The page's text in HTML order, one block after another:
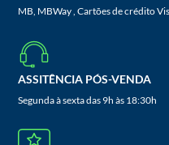
MB, MBWay , Cartões de crédito
ASSITÊNCIA PÓS-VENDA
Segunda à sexta das 9h às 18:30h